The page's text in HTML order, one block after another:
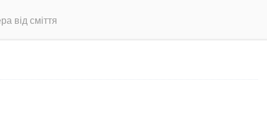
від сміття